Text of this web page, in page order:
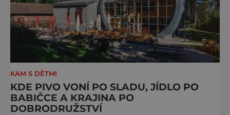
KAM S DĚTMI
KDE PIVO VONÍ PO SLADU, JÍDLO PO
BABIČCE A KRAJINA PO
DOBRODRUŽSTVÍ